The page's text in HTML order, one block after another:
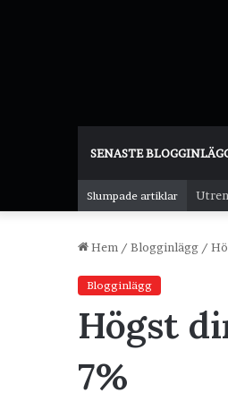
SENASTE
Slumpade artiklar
Hem / Blogginlägg /
Blogginlägg
Högst
7%